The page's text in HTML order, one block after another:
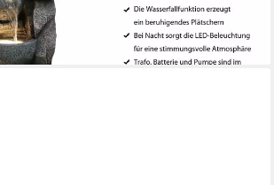
inkl. Pumpe / Trafo
bei dir